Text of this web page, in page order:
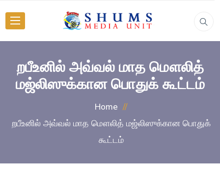
றபீஉனில் அவ்வல் மாத மௌலித்
மஜ்லிஸுக்கான பொதுக் கூட்டம்
Home
றபீஉனில் அவ்வல் மாத மௌலித் மஜ்லிஸுக்கான பொதுக்
கூட்டம்